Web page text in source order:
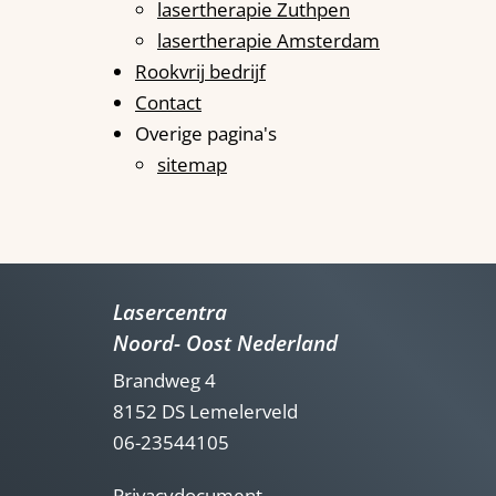
lasertherapie Zuthpen
lasertherapie Amsterdam
Rookvrij bedrijf
Contact
Overige pagina's
sitemap
Lasercentra
Noord- Oost Nederland
Brandweg 4
8152 DS Lemelerveld
06-23544105